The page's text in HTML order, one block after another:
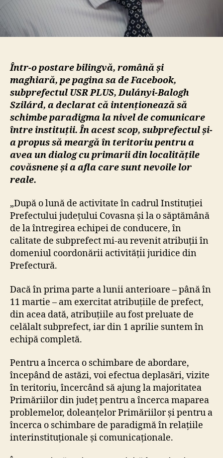
Într-o postare bilingvă, română și
maghiară, pe pagina sa de Facebook,
subprefectul USR PLUS,Dulányi-Balogh
Szilárd, a declarat că intenționează să
schimbe paradigma la nivel de comunicare
între instituții. În acest scop, subprefectul și-
a propus să meargă în teritoriu pentru a
avea un dialog cu primarii din localitățile
covăsnene și a afla care sunt nevoile lor
reale.
„După o lună de activitate în cadrul Instituției
Prefectului județului Covasna și la o săptămână
de la întregirea echipei de conducere, în
calitate de subprefect mi-au revenit atribuții în
domeniul coordonării activității juridice din
Prefectură.
Dacă în prima parte a lunii anterioare – până în
11 martie – am exercitat atribuțiile de prefect,
din acea dată, atribuțiile au fost preluate de
celălalt subprefect, iar din 1 aprilie suntem în
echipă completă.
Pentru a încerca o schimbare de abordare,
începând de astăzi, voi efectua deplasări, vizite
în teritoriu, încercând să ajung la majoritatea
Primăriilor din județ pentru a încerca maparea
problemelor, doleanțelor Primăriilor și pentru a
încerca o schimbare de paradigmă în relațiile
interinstituționale și comunicaționale.